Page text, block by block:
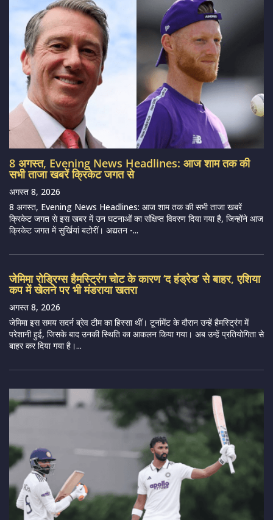
8 अगस्त, Evening News Headlines: आज शाम तक की
सभी ताजा खबरें क्रिकेट जगत से
अगस्त 8, 2026
8 अगस्त, Evening News Headlines: आज शाम तक की सभी ताजा खबरें
क्रिकेट जगत से इस खबर में उन घटनाओं का संक्षिप्त विवरण दिया गया है, जिन्होंने आज
क्रिकेट जगत में सुर्खियां बटोरीं। अद्यतन -...
जेमिमा रोड्रिग्स हैमस्ट्रिंग चोट के कारण ‘द हंड्रेड’ से बाहर, एशिया
कप में खेलने पर भी मंडराया खतरा
अगस्त 8, 2026
जेमिमा इस समय सदर्न ब्रेव टीम का हिस्सा थीं। टूर्नामेंट के दौरान उन्हें हैमस्ट्रिंग में
परेशानी हुई, जिसके बाद उनकी स्थिति का आकलन किया गया। अब उन्हें प्रतियोगिता से
बाहर कर दिया गया है।...